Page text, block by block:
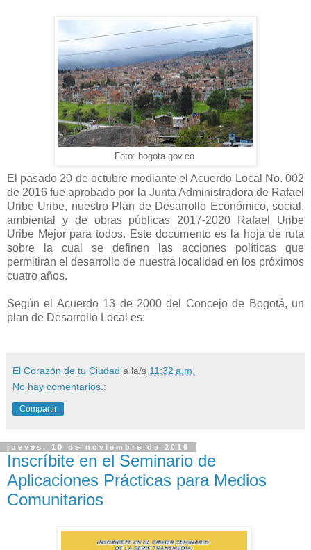
Foto: bogota.gov.co
El pasado 20 de octubre mediante el Acuerdo Local No. 002
de 2016 fue aprobado por la Junta Administradora de Rafael
Uribe Uribe, nuestro Plan de Desarrollo Económico, social,
ambiental y de obras públicas 2017-2020 Rafael Uribe
Uribe Mejor para todos. Este documento es la hoja de ruta
sobre la cual se definen las acciones políticas que
permitirán el desarrollo de nuestra localidad en los próximos
cuatro años.
Según el Acuerdo 13 de 2000 del Concejo de Bogotá, un
plan de Desarrollo Local es:
El Corazón de tu Ciudad a la/s 11:32 a.m.
No hay comentarios.:
Compartir
jueves, 10 de noviembre de 2016
Inscríbite en el Seminario de
Aplicaciones Prácticas para Medios
Comunitarios